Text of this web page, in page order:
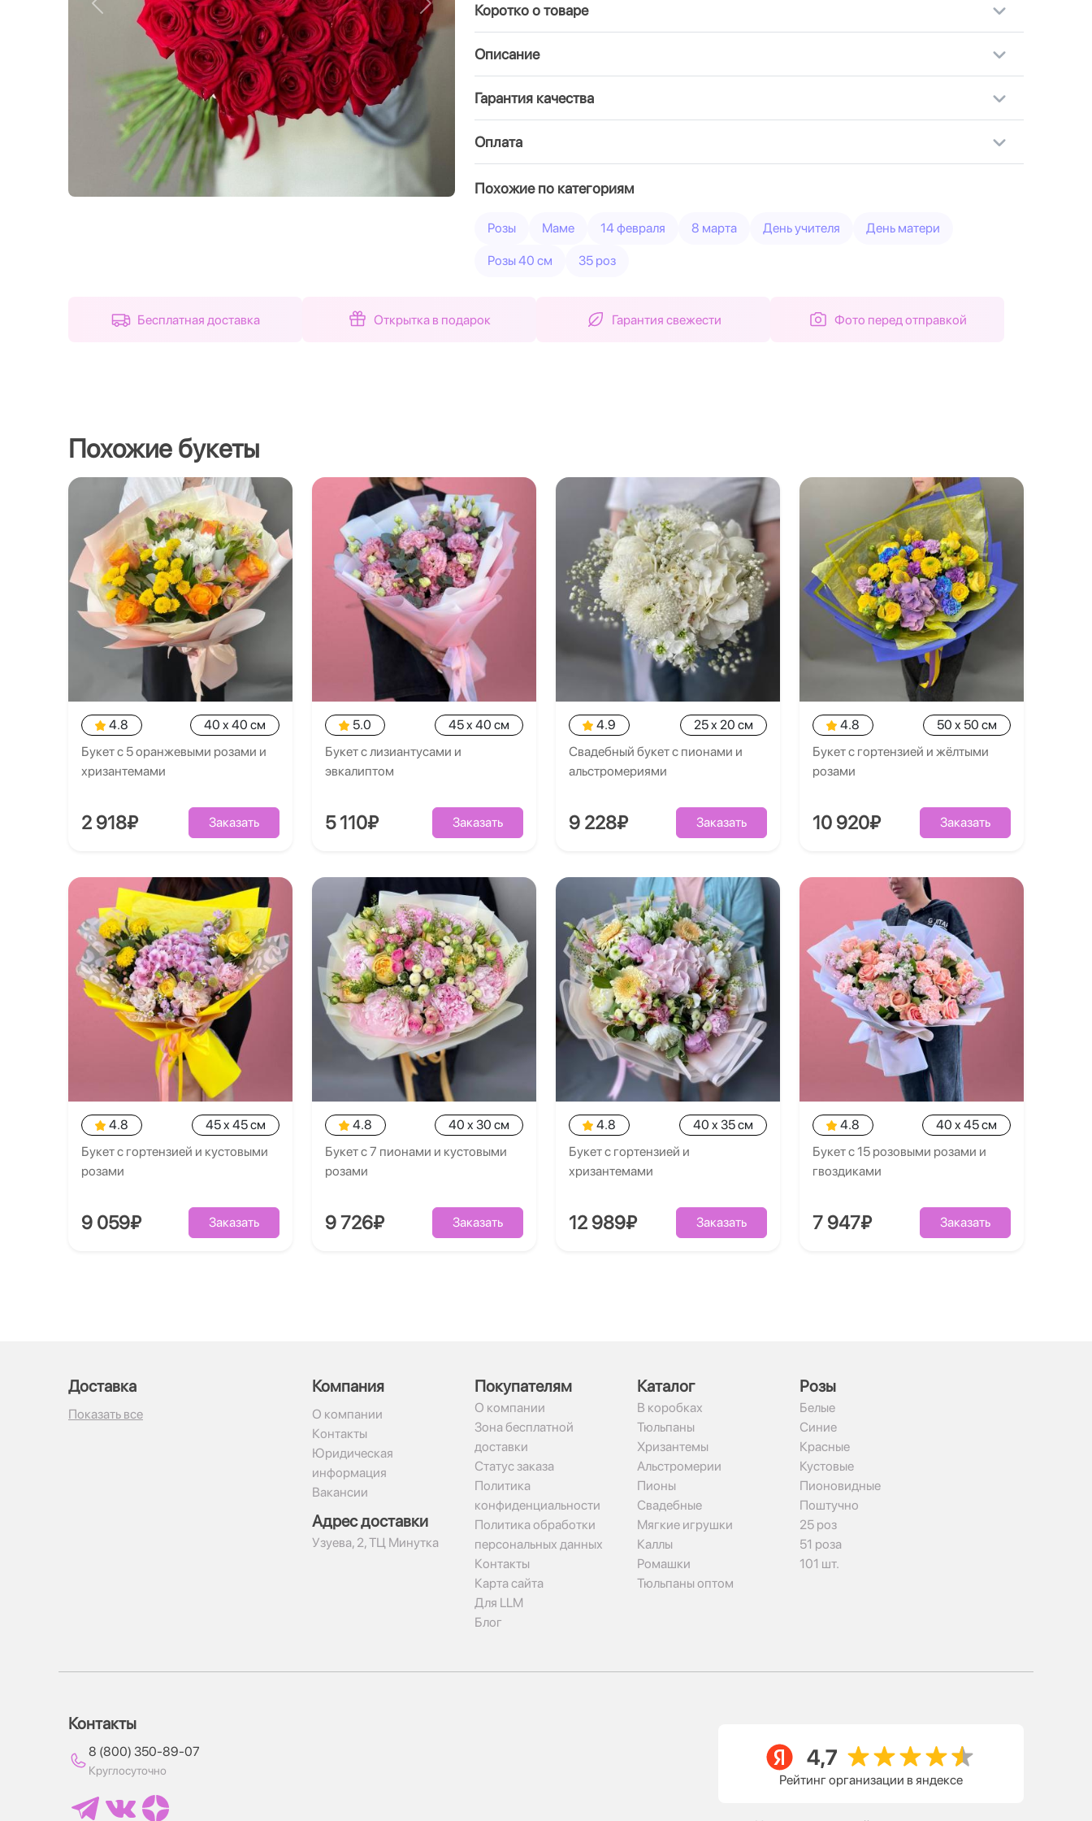
Назад Вперед Коротко о товаре
Описание
Гарантия качества
Оплата
Похожие по категориям
Розы Маме 14 февраля 8 марта День учителя День матери
Розы 40 см 35 роз
Бесплатная доставка Открытка в подарок Гарантия свежести Фото перед отправкой
Похожие букеты
4.8
40 x 40 см
Букет с 5 оранжевыми розами и
хризантемами
2 918₽ Заказать
5.0
45 x 40 см
Букет с лизиантусами и
эвкалиптом
5 110₽ Заказать
4.9
25 x 20 см
Свадебный букет с пионами и
альстромериями
9 228₽ Заказать
4.8
50 x 50 см
Букет с гортензией и жёлтыми
розами
10 920₽ Заказать
4.8
45 x 45 см
Букет с гортензией и кустовыми
розами
9 059₽ Заказать
4.8
40 x 30 см
Букет с 7 пионами и кустовыми
розами
9 726₽ Заказать
4.8
40 x 35 см
Букет с гортензией и
хризантемами
12 989₽ Заказать
4.8
40 x 45 см
Букет с 15 розовыми розами и
гвоздиками
7 947₽ Заказать
Доставка
Показать все
Компания
О компании
Контакты
Юридическая
информация
Вакансии
Адрес доставки
​Узуева, 2, ТЦ Минутка
Покупателям
О компании
Зона бесплатной
доставки
Статус заказа
Политика
конфиденциальности
Политика обработки
персональных данных
Контакты
Карта сайта
Для LLM
Блог
Каталог
В коробках
Тюльпаны
Хризантемы
Альстромерии
Пионы
Свадебные
Мягкие игрушки
Каллы
Ромашки
Тюльпаны оптом
Рoзы
Белые
Синие
Красные
Кустовые
Пионовидные
Поштучно
25 роз
51 роза
101 шт.
Контакты
8 (800) 350-89-07
Круглосуточно
Рейтинг организации в яндексе